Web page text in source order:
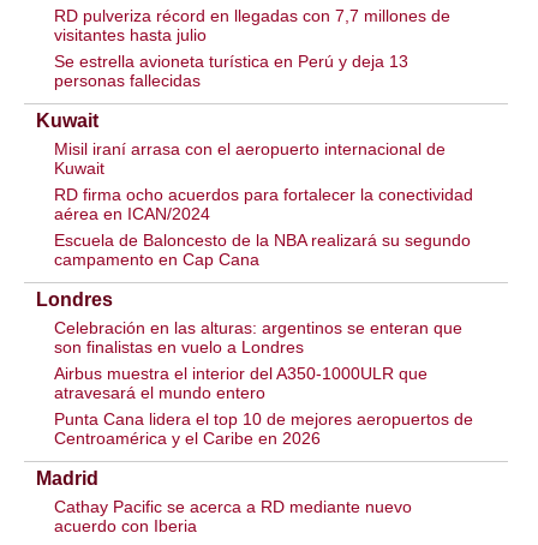
RD pulveriza récord en llegadas con 7,7 millones de
visitantes hasta julio
Se estrella avioneta turística en Perú y deja 13
personas fallecidas
Kuwait
Misil iraní arrasa con el aeropuerto internacional de
Kuwait
RD firma ocho acuerdos para fortalecer la conectividad
aérea en ICAN/2024
Escuela de Baloncesto de la NBA realizará su segundo
campamento en Cap Cana
Londres
Celebración en las alturas: argentinos se enteran que
son finalistas en vuelo a Londres
Airbus muestra el interior del A350-1000ULR que
atravesará el mundo entero
Punta Cana lidera el top 10 de mejores aeropuertos de
Centroamérica y el Caribe en 2026
Madrid
Cathay Pacific se acerca a RD mediante nuevo
acuerdo con Iberia